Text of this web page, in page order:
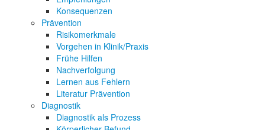
Konsequenzen
Prävention
Risikomerkmale
Vorgehen in Klinik/Praxis
Frühe Hilfen
Nachverfolgung
Lernen aus Fehlern
Literatur Prävention
Diagnostik
Diagnostik als Prozess